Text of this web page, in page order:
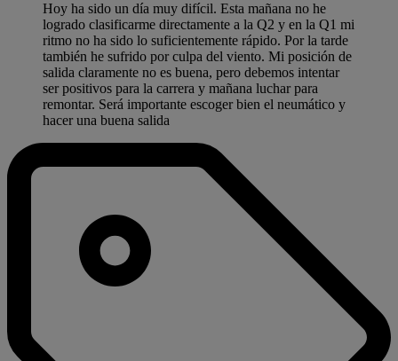
Hoy ha sido un día muy difícil. Esta mañana no he
logrado clasificarme directamente a la Q2 y en la Q1 mi
ritmo no ha sido lo suficientemente rápido. Por la tarde
también he sufrido por culpa del viento. Mi posición de
salida claramente no es buena, pero debemos intentar
ser positivos para la carrera y mañana luchar para
remontar. Será importante escoger bien el neumático y
hacer una buena salida